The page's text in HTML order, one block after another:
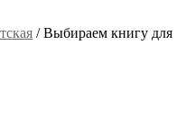
/Выбираем книгу для